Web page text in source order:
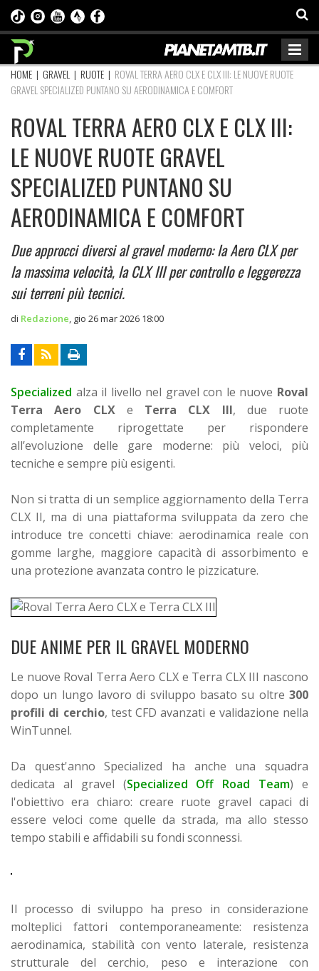
HOME | GRAVEL | RUOTE | ROVAL TERRA AERO CLX E CLX III: LE NUOVE RUOTE
GRAVEL SPECIALIZED PUNTANO SU AERODINAMICA E COMFORT
ROVAL TERRA AERO CLX E CLX III:
LE NUOVE RUOTE GRAVEL
SPECIALIZED PUNTANO SU
AERODINAMICA E COMFORT
Due approcci diversi al gravel moderno: la Aero CLX per
la massima velocità, la CLX III per controllo e leggerezza
sui terreni più tecnici.
di Redazione gio 26 mar 2026 18:00
Specialized alza il livello nel gravel con le nuove Roval
Terra Aero CLXe Terra CLX III, due ruote
completamente riprogettate per rispondere
all’evoluzione delle gare moderne: più veloci, più
tecniche e sempre più esigenti.
Non si tratta di un semplice aggiornamento della Terra
CLX II, ma di una piattaforma sviluppata da zero che
introduce tre concetti chiave: aerodinamica reale con
gomme larghe, maggiore capacità di assorbimento e
una protezione avanzata contro le pizzicature.
DUE ANIME PER IL GRAVEL MODERNO
Le nuove Roval Terra Aero CLX e Terra CLX III nascono
dopo un lungo lavoro di sviluppo basato su oltre 300
profili di cerchio, test CFD avanzati e validazione nella
WinTunnel.
Da quest'anno Specialized ha anche una squadra
dedicata al gravel (Specialized Off Road Team) e
l'obiettivo era chiaro: creare ruote gravel capaci di
essere veloci come quelle da strada, ma allo stesso
tempo stabili e affidabili su fondi sconnessi.
Il processo di sviluppo ha preso in considerazione
molteplici fattori contemporaneamente: resistenza
aerodinamica, stabilità con vento laterale, resistenza
strutturale del cerchio, peso e interazione con